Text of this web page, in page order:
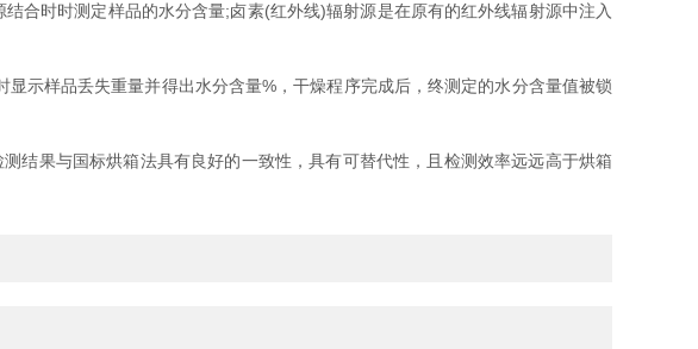
时时测定样品的水分含量;卤素(红外线)辐射源是在原有的红外线辐射源中注入
样品丢失重量并得出水分含量%，干燥程序完成后，终测定的水分含量值被锁
果与国标烘箱法具有良好的一致性，具有可替代性，且检测效率远远高于烘箱